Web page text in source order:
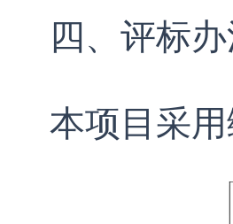
四、评标
本项目采